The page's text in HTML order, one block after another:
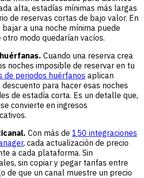
alta, estadías mínimas más largas
de reservas cortas de bajo valor. En
a una noche mínima puede
modo quedarían vacíos.
Cuando una reserva crea
noches imposible de reservar en tu
de periodos huérfanos aplican
para hacer esas noches
de estadía corta. Es un detalle que,
convierte en ingresos
Con más de 150 integraciones
, cada actualización de precio
a cada plataforma. Sin
sin copiar y pegar tarifas entre
de que un canal muestre un precio